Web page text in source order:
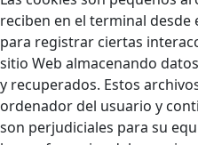
reciben en el terminal desde
para registrar ciertas
sitio Web almacenando
y recuperados. Estos
ordenador del usuario y
son perjudiciales para su